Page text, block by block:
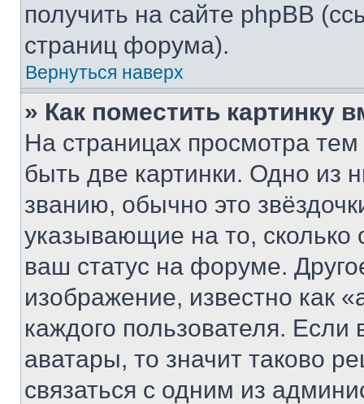
получить на сайте phpBB
страниц форума).
Вернуться наверх
» Как поместить картинку
На страницах просмотра
быть две картинки. Одно из
званию, обычно это
указывающие на то,
ваш статус на форуме.
изображение, известно как
каждого пользователя.
аватары, то значит таково
связаться с одним из